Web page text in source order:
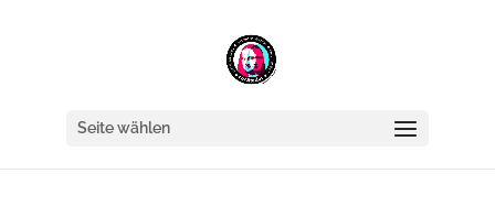
Seite wählen